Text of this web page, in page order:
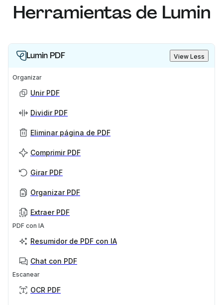
Herramientas de Lumin
Lumin PDF View Less
Organizar
Unir PDF
Dividir PDF
Eliminar página de PDF
Comprimir PDF
Girar PDF
Organizar PDF
Extraer PDF
PDF con IA
Resumidor de PDF con IA
Chat con PDF
Escanear
OCR PDF